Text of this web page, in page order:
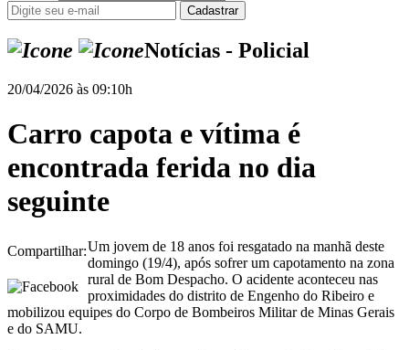
Notícias - Policial
20/04/2026 às 09:10h
Carro capota e vítima é
encontrada ferida no dia
seguinte
Compartilhar:Um jovem de 18 anos foi resgatado na manhã deste
domingo (19/4), após sofrer um capotamento na zona
rural de Bom Despacho. O acidente aconteceu nas
proximidades do distrito de Engenho do Ribeiro e
mobilizou equipes do Corpo de Bombeiros Militar de Minas Gerais
e do SAMU.